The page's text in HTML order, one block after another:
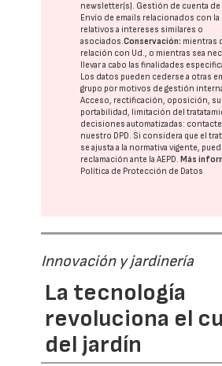
newsletter(s). Gestión de cuenta de
Envío de emails relacionados con la
relativos a intereses similares o
asociados.Conservación: mientras
relación con Ud., o mientras sea
llevar a cabo las finalidades
Los datos pueden cederse a otras
grupo por motivos de gestión
Acceso, rectificación, oposición,
portabilidad, limitación del
decisiones automatizadas:
nuestro DPD. Si considera que el
se ajusta a la normativa vigente,
reclamación ante laAEPD.Más
Política de Protección de Datos
Innovación y jardinería
La tecnología
revoluciona el
del jardín